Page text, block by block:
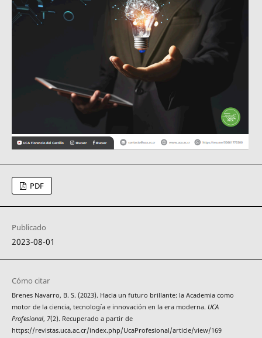
PDF
Publicado
2023-08-01
Cómo citar
Brenes Navarro, B. S. (2023). Hacia un futuro brillante: la Academia como
motor de la ciencia, tecnología e innovación en la era moderna. UCA
Profesional, 7(2). Recuperado a partir de
https://revistas.uca.ac.cr/index.php/UcaProfesional/article/view/169